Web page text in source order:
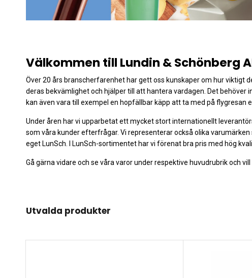
Välkommen till Lundin & Schönberg
Över 20 års branscherfarenhet har gett oss kunskaper om hur viktigt
deras bekvämlighet och hjälper till att hantera vardagen. Det behöver
kan även vara till exempel en hopfällbar käpp att ta med på flygresan
Under åren har vi upparbetat ett mycket stort internationellt
som våra kunder efterfrågar. Vi representerar också olika
eget LunSch. I LunSch-sortimentet har vi förenat bra pris med hög
Gå gärna vidare och se våra varor under respektive huvudrubrik och
Utvalda produkter